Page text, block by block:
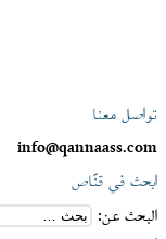
تواصل معنا
info@qannaass.com
ابحث في قنّاص
البحث عن: